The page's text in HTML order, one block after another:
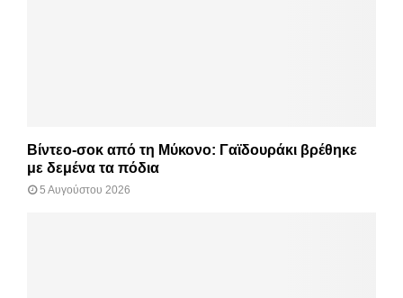
Βίντεο-σοκ από τη Μύκονο: Γαϊδουράκι βρέθηκε
με δεμένα τα πόδια
5 Αυγούστου 2026